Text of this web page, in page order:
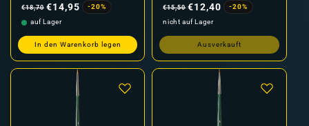
Preis
€18,70 €14,95
-20%
auf Lager
In den Warenkorb legen
Preis
€15,50 €12,40
-20%
nicht auf Lager
Ausverkauft